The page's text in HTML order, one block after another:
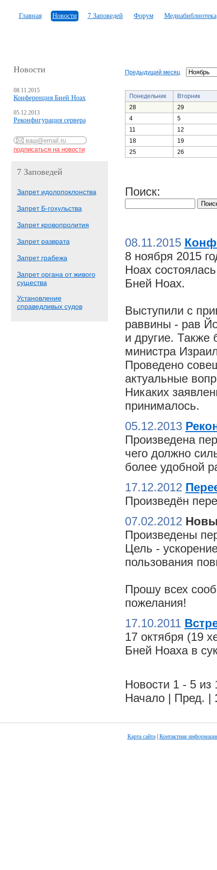
Главная Новости 7 Заповедей Форум Медиабиблиотека
Новости
08.11.2015
Конференция Бней Ноах
05.12.2013
Реконфигурация сервера
7 Заповедей
Запрет идолопоклонства
Запрет Б-гохульства
Запрет кровопролития
Запрет разврата
Запрет грабежа
Запрет органа от живого
существа
Установление
справедливых судов
Предыдущий месяц
Понедельник
Вторник
28
29
4
5
11
12
18
19
25
26
Поиск:
08.11.2015
8 ноября 2015
Ноах
Бней Ноах.
Выступили с
раввины - рав
и другие. Также
министра
Проведено
актуальные
Никаких
принималось.
05.12.2013
Произведена
чего должно
более удобной
17.12.2012
Произведён
07.02.2012
Произведены
Цель -
пользования
Прошу всех
пожелания!
17.10.2011
17 октября (19
Бней Ноаха в
Новости 1 - 5 из
Начало | Пред. |
Карта сайта| Контактная